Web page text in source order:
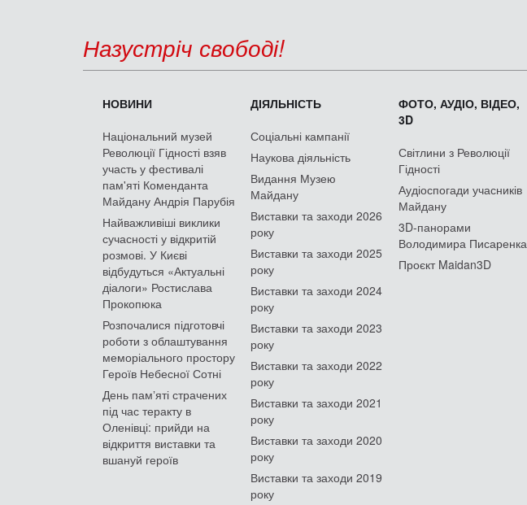
Назустріч свободі!
НОВИНИ
Національний музей
Революції Гідності взяв
участь у фестивалі
пам'яті Коменданта
Майдану Андрія Парубія
Найважливіші виклики
сучасності у відкритій
розмові. У Києві
відбудуться «Актуальні
діалоги» Ростислава
Прокопюка
Розпочалися підготовчі
роботи з облаштування
меморіального простору
Героїв Небесної Сотні
День памʼяті страчених
під час теракту в
Оленівці: прийди на
відкриття виставки та
вшануй героїв
ДІЯЛЬНІСТЬ
Соціальні кампанії
Наукова діяльність
Видання Музею
Майдану
Виставки та заходи 2026
року
Виставки та заходи 2025
року
Виставки та заходи 2024
року
Виставки та заходи 2023
року
Виставки та заходи 2022
року
Виставки та заходи 2021
року
Виставки та заходи 2020
року
Виставки та заходи 2019
року
ФОТО, АУДІО, ВІДЕО,
3D
Світлини з Революції
Гідності
Аудіоспогади учасників
Майдану
3D-панорами
Володимира Писаренка
Проєкт Maidan3D